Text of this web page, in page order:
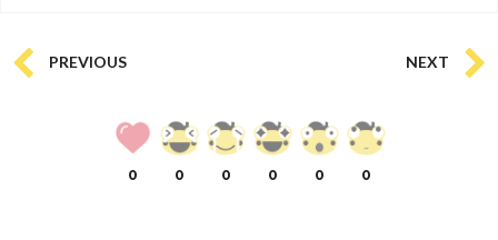
PREVIOUS NEXT
0 0 0 0 0 0